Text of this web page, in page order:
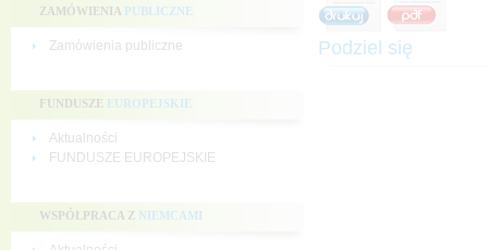
ZAMÓWIENIA PUBLICZNE
Zamówienia publiczne
FUNDUSZE EUROPEJSKIE
Aktualności
FUNDUSZE EUROPEJSKIE
WSPÓŁPRACA Z NIEMCAMI
Podziel się